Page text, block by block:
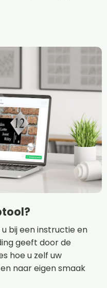
bij een instructie en
geeft door de
hoe u zelf uw
naar eigen smaak